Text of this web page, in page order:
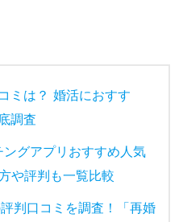
ミは？ 婚活におすす
調査
ングアプリおすすめ人気
や評判も一覧比較
判口コミを調査！「再婚